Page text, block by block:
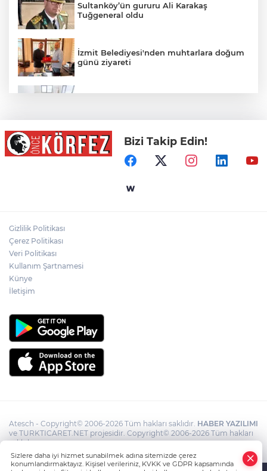
Sultanköy’ün gururu Ali Karakaş
Tuğgeneral oldu
İzmit Belediyesi'nden muhtarlara doğum
günü ziyareti
Mersin Sinema Ofisi Avrupa’nın djital
vitrininde
MGK bugün toplanıyor... Gündem
Bizi Takip Edin!
Gizlilik Politikası
Çerez Politikası
Veri Politikası
Kullanım Şartnamesi
Künye
İletişim
Atesch - Copyright© 2006-2026 Tüm hakları saklıdır. HABER YAZILIMI
ve TURKTICARET.NET projesidir. Copyright© 2006-2026 Tüm hakları
saklıdır.
Sizlere daha iyi hizmet sunabilmek adına sitemizde çerez
konumlandırmaktayız. Kişisel verileriniz, KVKK ve GDPR kapsamında